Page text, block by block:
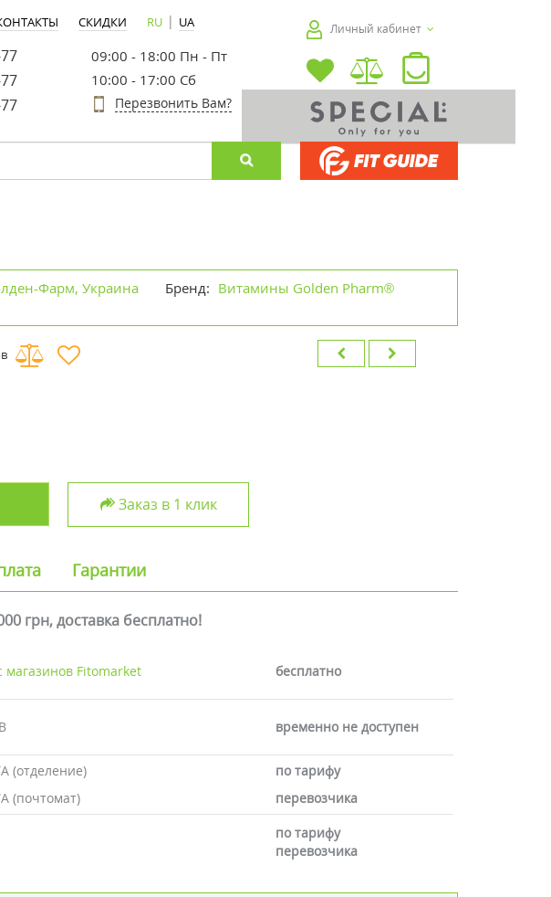
СКИДКИ RU | UA
09:00 - 18:00 Пн - Пт
10:00 - 17:00 Сб
Перезвонить Вам?
Личный кабинет
Фарм, Украина Бренд: Витамины Golden Pharm®
Заказ в 1 клик
Гарантии
грн, доставка бесплатно!
магазинов Fitomarket бесплатно
временно не доступен
по тарифу
(почтомат)
перевозчика
по тарифу
перевозчика